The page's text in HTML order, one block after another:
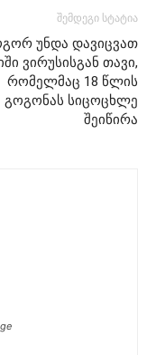
შემდეგი სტატია
უნდა დავიცვათ
ვირუსისგან თავი,
რომელმაც 18 წლის
გოგონას სიცოცხლე
შეიწირა